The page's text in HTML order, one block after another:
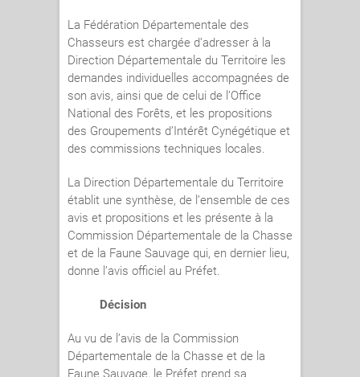
La Fédération Départementale des
Chasseurs est chargée d’adresser à la
Direction Départementale du Territoire les
demandes individuelles accompagnées de
son avis, ainsi que de celui de l’Office
National des Forêts, et les propositions
des Groupements d’Intérêt Cynégétique et
des commissions techniques locales.
La Direction Départementale du Territoire
établit une synthèse, de l’ensemble de ces
avis et propositions et les présente à la
Commission Départementale de la Chasse
et de la Faune Sauvage qui, en dernier lieu,
donne l’avis officiel au Préfet.
Décision
Au vu de l’avis de la Commission
Départementale de la Chasse et de la
Faune Sauvage, le Préfet prend sa